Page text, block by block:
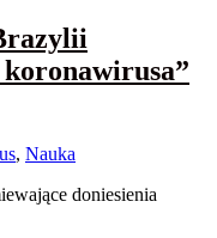
, Nauka
doniesienia